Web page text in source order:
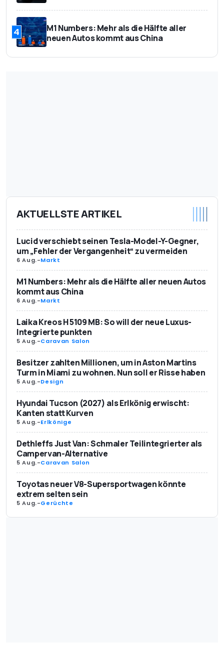
4
M1 Numbers: Mehr als die Hälfte aller
neuen Autos kommt aus China
AKTUELLSTE ARTIKEL
Lucid verschiebt seinen Tesla-Model-Y-Gegner,
um „Fehler der Vergangenheit“ zu vermeiden
6 Aug.-Markt
M1 Numbers: Mehr als die Hälfte aller neuen Autos
kommt aus China
6 Aug.-Markt
Laika Kreos H 5109 MB: So will der neue Luxus-
Integrierte punkten
5 Aug.-Caravan Salon
Besitzer zahlten Millionen, um in Aston Martins
Turm in Miami zu wohnen. Nun soll er Risse haben
5 Aug.-Design
Hyundai Tucson (2027) als Erlkönig erwischt:
Kanten statt Kurven
5 Aug.-Erlkönige
Dethleffs Just Van: Schmaler Teilintegrierter als
Campervan-Alternative
5 Aug.-Caravan Salon
Toyotas neuer V8-Supersportwagen könnte
extrem selten sein
5 Aug.-Gerüchte